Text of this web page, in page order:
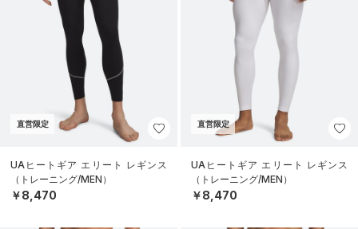
直営限定
UAヒートギア エリート レギンス
（トレーニング/MEN）
￥8,470
直営限定
UAヒートギア エリート レギンス
（トレーニング/MEN）
￥8,470